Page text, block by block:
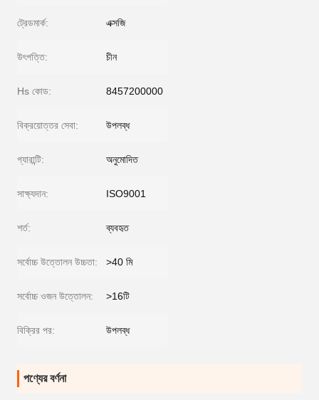
ট্রেডমার্ক: এক্সজি
উৎপত্তি: চীন
Hs কোড: 8457200000
বিক্রয়োত্তর সেবা: উপলব্ধ
গ্যারান্টি: অনুমোদিত
সাক্ষ্যদান: ISO9001
শর্ত: ব্যবহৃত
সর্বোচ্চ উত্তোলন উচ্চতা: >40 মি
সর্বোচ্চ ওজন উত্তোলন: >16টি
বিক্রির পর: উপলব্ধ
পণ্যের বর্ণনা